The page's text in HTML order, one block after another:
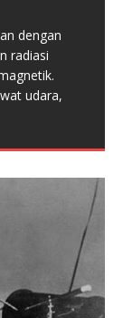
dengan
radiasi
udara,
dasar
yang
cara
angin
angin